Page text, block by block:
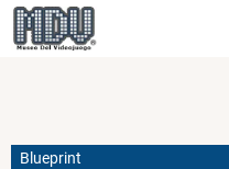
Pasar
al
Blueprint